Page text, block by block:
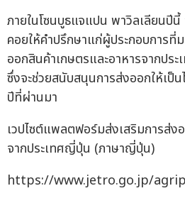
ภายในโซนบูธแจแปน พาวิลเลียนปี
คอยให้คำปรึกษาแก่ผู้ประกอบการที่
ออกสินค้าเกษตรและอาหารจากปร
ซึ่งจะช่วยสนับสนุนการส่งออกให้เป็
ปีที่ผ่านมา
เวปไซต์แพลตฟอร์มส่งเสริมการส่ง
จากประเทศญี่ปุ่น (ภาษาญี่ปุ่น)
https://www.jetro.go.jp/